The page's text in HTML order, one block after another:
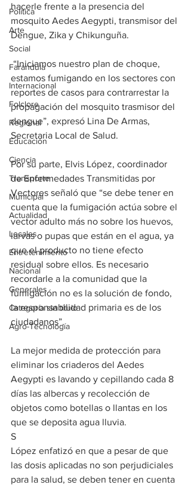
Política
Arte
Social
Farandula
Internacional
Folclore
Regional
Educación
Ciencia
Transporte
Municipal
Actualidad
Locales
Entretenimiento
Nacional
Generales
Categoría sin título
Agro-Tecnología
hacerle frente a la presencia del
mosquito Aedes Aegypti, transmisor del
Dengue, Zika y Chikunguña.
“Iniciamos nuestro plan de choque,
estamos fumigando en los sectores con
reportes de casos para contrarrestar la
propagación del mosquito trasmisor del
dengue”, expresó Lina De Armas,
Secretaria Local de Salud.
Por su parte, Elvis López, coordinador
de Enfermedades Transmitidas por
Vectores señaló que “se debe tener en
cuenta que la fumigación actúa sobre el
vector adulto más no sobre los huevos,
larvas o pupas que están en el agua, ya
que el producto no tiene efecto
residual sobre ellos. Es necesario
recordarle a la comunidad que la
fumigación no es la solución de fondo,
la responsabilidad primaria es de los
ciudadanos”.
La mejor medida de protección para
eliminar los criaderos del Aedes
Aegypti es lavando y cepillando cada 8
días las albercas y recolección de
objetos como botellas o llantas en los
que se deposita agua lluvia.
S
López enfatizó en que a pesar de que
las dosis aplicadas no son perjudiciales
para la salud, se deben tener en cuenta